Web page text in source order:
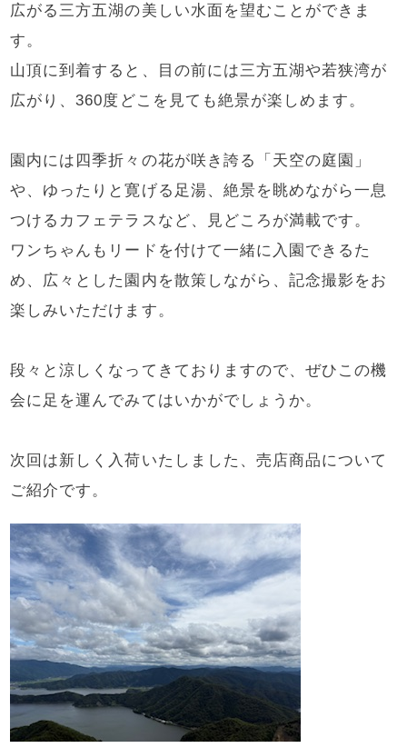
広がる三方五湖の美しい水面を望むことができま
す。
山頂に到着すると、目の前には三方五湖や若狭湾が
広がり、360度どこを見ても絶景が楽しめます。
園内には四季折々の花が咲き誇る「天空の庭園」
や、ゆったりと寛げる足湯、絶景を眺めながら一息
つけるカフェテラスなど、見どころが満載です。
ワンちゃんもリードを付けて一緒に入園できるた
め、広々とした園内を散策しながら、記念撮影をお
楽しみいただけます。
段々と涼しくなってきておりますので、ぜひこの機
会に足を運んでみてはいかがでしょうか。
次回は新しく入荷いたしました、売店商品について
ご紹介です。